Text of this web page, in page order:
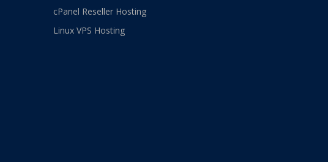
cPanel Reseller Hosting
Linux VPS Hosting